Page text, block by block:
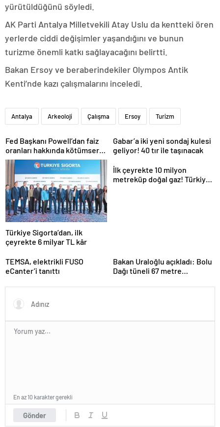
yürütüldüğünü söyledi.
AK Parti Antalya Milletvekili Atay Uslu da kentteki ören
yerlerde ciddi değişimler yaşandığını ve bunun
turizme önemli katkı sağlayacağını belirtti.
Bakan Ersoy ve beraberindekiler Olympos Antik
Kenti’nde kazı çalışmalarını inceledi.
Antalya Arkeoloji Çalışma Ersoy Turizm
Fed Başkanı Powell’dan faiz
oranları hakkında kötümser
açıklama
Gabar’a iki yeni sondaj kulesi
geliyor! 40 tır ile taşınacak
Türkiye Sigorta’dan, ilk
çeyrekte 6 milyar TL kâr
İlk çeyrekte 10 milyon
metreküp doğal gaz! Türkiye
TEMSA, elektrikli FUSO
eCanter’i tanıttı
Bakan Uraloğlu açıkladı: Bolu
Dağı tüneli 67 metre
Gönder
En az 10 karakter gerekli